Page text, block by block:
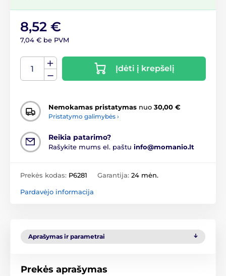
8,52 €
7,04 € be PVM
Įdėti į krepšelį
Nemokamas pristatymas nuo 30,00 €
Pristatymo galimybės ›
Reikia patarimo?
Rašykite mums el. paštu info@momanio.lt
Prekės kodas: P6281 Garantija: 24 mėn.
Pardavėjo informacija
Aprašymas ir parametrai
Prekės aprašymas